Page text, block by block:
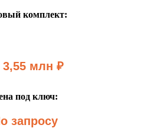
комплект:
3,55 млн ₽
под ключ:
запросу